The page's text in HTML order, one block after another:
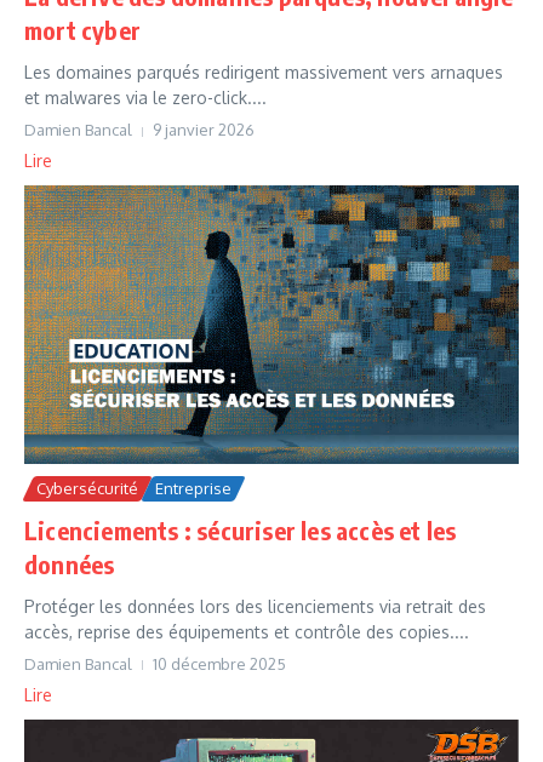
mort cyber
Les domaines parqués redirigent massivement vers arnaques
et malwares via le zero-click....
Damien Bancal 9 janvier 2026
Lire
Cybersécurité Entreprise
Licenciements : sécuriser les accès et les
données
Protéger les données lors des licenciements via retrait des
accès, reprise des équipements et contrôle des copies....
Damien Bancal 10 décembre 2025
Lire